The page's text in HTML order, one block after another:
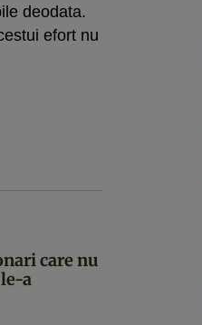
deodata.
efort nu
care nu
a